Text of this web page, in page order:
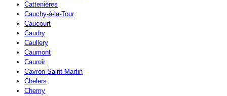
Cattenières
Cauchy-à-la-Tour
Caucourt
Caudry
Caullery
Caumont
Cauroir
Cavron-Saint-Martin
Chelers
Chemy